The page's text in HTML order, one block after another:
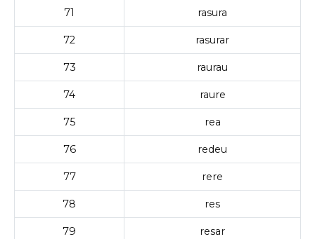
71 rasura
72 rasurar
73 raurau
74 raure
75 rea
76 redeu
77 rere
78 res
79 resar